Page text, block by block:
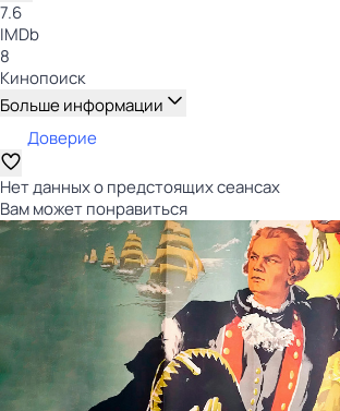
7.6
IMDb
8
Кинопоиск
Больше информации
Доверие
Нет данных о предстоящих сеансах
Вам может понравиться